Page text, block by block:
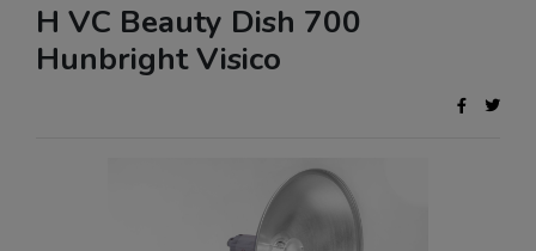
H VC Beauty Dish 700
Hunbright Visico